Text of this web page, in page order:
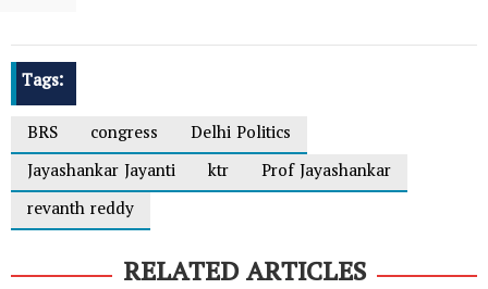
Tags:
BRS
congress
Delhi Politics
Jayashankar Jayanti
ktr
Prof Jayashankar
revanth reddy
RELATED ARTICLES